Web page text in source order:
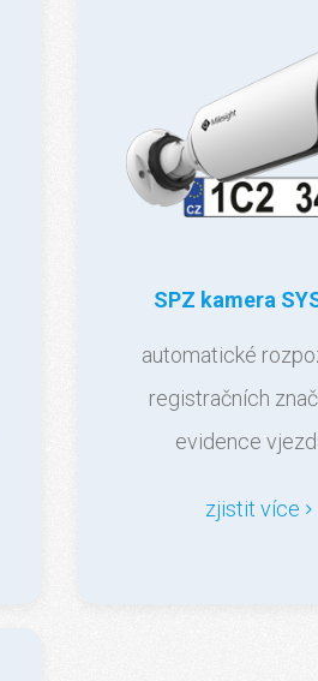
SPZ kamera
automatické
registračních
evidence
zjistit více